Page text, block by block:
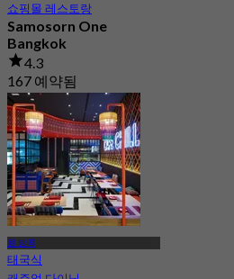
쇼핑몰 레스토랑
Samosorn One
Bangkok
4.3
167 예약됨
에서 ฿ 1,260
원 방콕
태국식